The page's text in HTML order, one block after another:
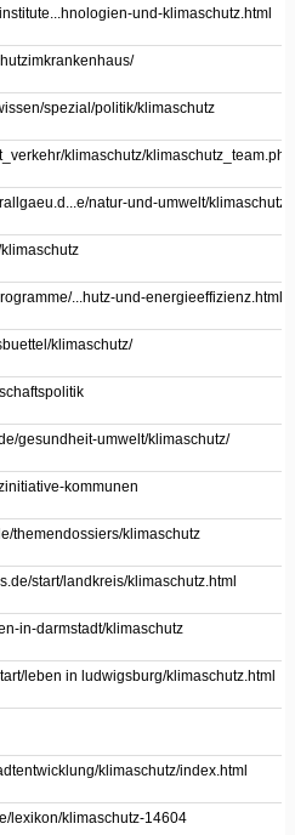
und-klimaschutz.html
spezial/politik/klimaschutz
klimaschutz/klimaschutz_team.php
natur-und-umwelt/klimaschutz
...hutz-und-energieeffizienz.html
klimaschutz/
gesundheit-umwelt/klimaschutz/
kommunen
themendossiers/klimaschutz
start/landkreis/klimaschutz.html
in-darmstadt/klimaschutz
leben in ludwigsburg/klimaschutz.html
klimaschutz/index.html
lexikon/klimaschutz-14604